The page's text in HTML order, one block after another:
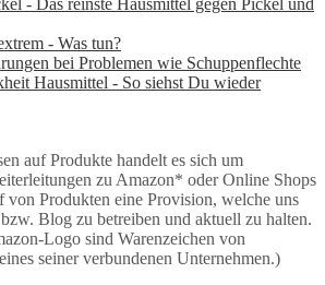
auf Produkte handelt es sich um
zu Amazon* oder Online Shops
Produkten eine Provision, welche uns
Blog zu betreiben und aktuell zu halten.
Logo sind Warenzeichen von
seiner verbundenen Unternehmen.)